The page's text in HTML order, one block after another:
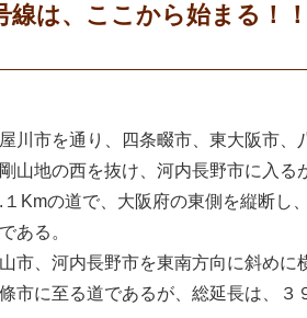
線は、ここから始まる！
川市を通り、四条畷市、東大阪市、
山地の西を抜け、河内長野市に入る
Kmの道で、大阪府の東側を縦断し
ある。
、河内長野市を東南方向に斜めに
市に至る道であるが、総延長は、